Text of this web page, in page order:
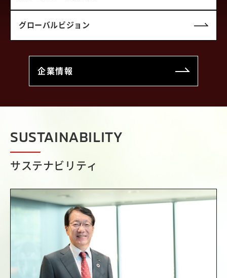
グローバルビジョン
企業情報
SUSTAINABILITY
サステナビリティ